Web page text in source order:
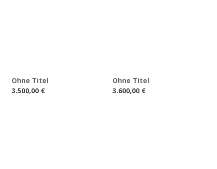
Ohne Titel
3.500,00 €
Ohne Titel
3.600,00 €